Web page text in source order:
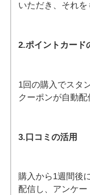
いただき、それを
2.ポイントカード
1回の購入でスタ
クーポンが自動配
3.口コミの活用
購入から1週間後
配信し、アンケー